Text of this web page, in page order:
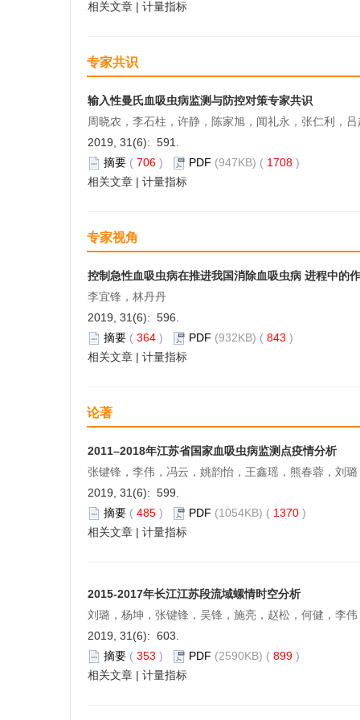
相关文章 | 计量指标
专家共识
输入性曼氏血吸虫病监测与防控对策专家共识
周晓农，李石柱，许静，陈家旭，闻礼永，张仁利，吕
2019, 31(6): 591.
摘要 ( 706 ) PDF (947KB) ( 1708 )
相关文章 | 计量指标
专家视角
控制急性血吸虫病在推进我国消除血吸虫病 进程中的
李宜锋，林丹丹
2019, 31(6): 596.
摘要 ( 364 ) PDF (932KB) ( 843 )
相关文章 | 计量指标
论著
2011–2018年江苏省国家血吸虫病监测点疫情分析
张键锋，李伟，冯云，姚韵怡，王鑫瑶，熊春蓉，刘
2019, 31(6): 599.
摘要 ( 485 ) PDF (1054KB) ( 1370 )
相关文章 | 计量指标
2015-2017年长江江苏段流域螺情时空分析
刘璐，杨坤，张键锋，吴锋，施亮，赵松，何健，李伟
2019, 31(6): 603.
摘要 ( 353 ) PDF (2590KB) ( 899 )
相关文章 | 计量指标